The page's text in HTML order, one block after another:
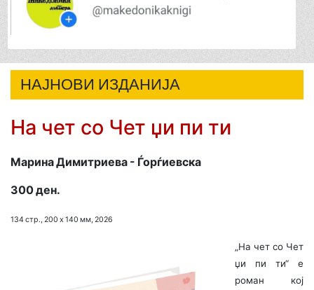
НАЈНОВИ ИЗДАНИЈА
На чет со Чет џи пи ти
Марина Димитриева - Ѓорѓиевска
300 ден.
134 стр., 200 х 140 мм, 2026
„На чет со Чет
џи пи ти“ е
роман кој